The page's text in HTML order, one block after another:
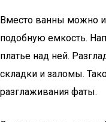
Вместо ванны можно
подобную емкость.
платье над ней.
складки и заломы.
разглаживания фаты.